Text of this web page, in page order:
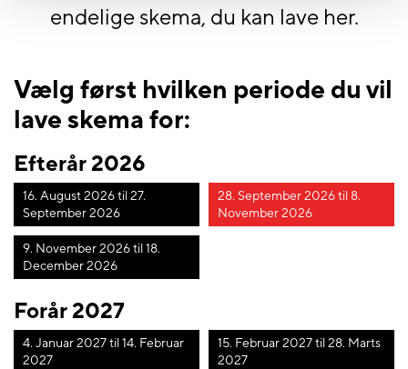
endelige skema, du kan lave her.
Vælg først hvilken periode du vil
lave skema for:
Efterår 2026
16. August 2026 til 27.
September 2026
28. September 2026 til 8.
November 2026
9. November 2026 til 18.
December 2026
Forår 2027
4. Januar 2027 til 14. Februar
2027
15. Februar 2027 til 28. Marts
2027